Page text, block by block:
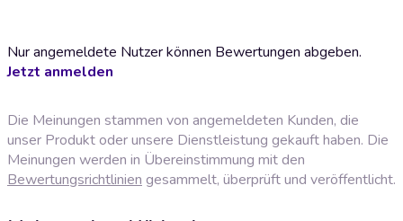
Nur angemeldete Nutzer können Bewertungen abgeben.
Jetzt anmelden
Die Meinungen stammen von angemeldeten Kunden, die
unser Produkt oder unsere Dienstleistung gekauft haben. Die
Meinungen werden in Übereinstimmung mit den
Bewertungsrichtlinien gesammelt, überprüft und veröffentlicht.